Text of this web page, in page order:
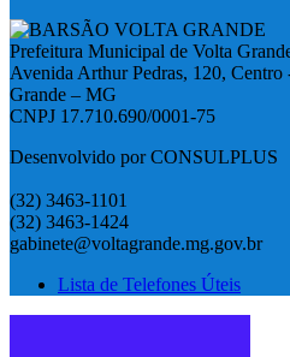
Prefeitura Municipal de Volta
Avenida Arthur Pedras, 120,
Grande – MG
CNPJ 17.710.690/0001-75
Desenvolvido por CONSULPLUS
(32) 3463-1101
(32) 3463-1424
gabinete@voltagrande.mg.gov.br
Lista de Telefones Úteis